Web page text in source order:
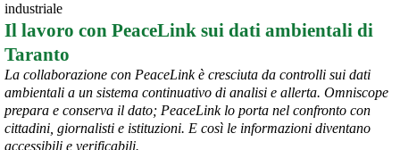
industriale
Il lavoro con PeaceLink sui dati ambientali di
Taranto
La collaborazione con PeaceLink è cresciuta da controlli sui dati
ambientali a un sistema continuativo di analisi e allerta. Omniscope
prepara e conserva il dato; PeaceLink lo porta nel confronto con
cittadini, giornalisti e istituzioni. E così le informazioni diventano
accessibili e verificabili.